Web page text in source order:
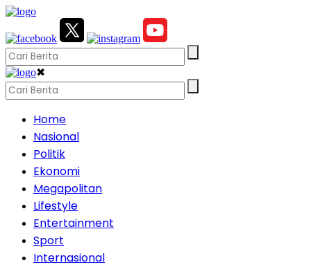
✖
Home
Nasional
Politik
Ekonomi
Megapolitan
Lifestyle
Entertainment
Sport
Internasional